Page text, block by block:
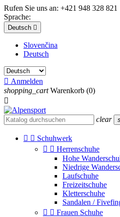
Rufen Sie uns an: +421 948 328 821
Sprache:
Deutsch 
Slovenčina
Deutsch
 Anmelden
shopping_cart Warenkorb (0)

clear
  Schuhwerk
  Herrenschuhe
Hohe
Niedrige
Laufschuhe
Freizeitschuhe
Kletterschuhe
Sandalen /
  Frauen Schuhe